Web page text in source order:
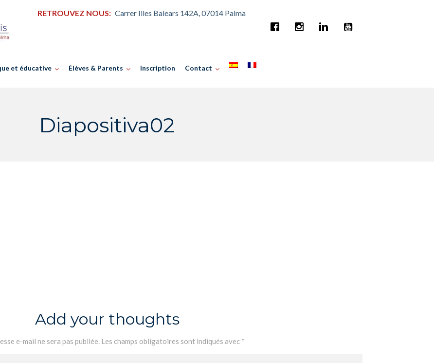
RETROUVEZ NOUS: Carrer Illes Balears 142A, 07014 Palma
et éducative Élèves & Parents Inscription Contact
Diapositiva02
Add your thoughts
e-mail ne sera pas publiée. Les champs obligatoires sont indiqués avec *